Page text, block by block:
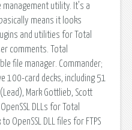
utility. It’s a
means it looks
and utilities for Total
comments. Total
file manager. Commander;
100-card decks, including 51
Mark Gottlieb, Scott
DLLs for Total
OpenSSL DLL files for FTPS